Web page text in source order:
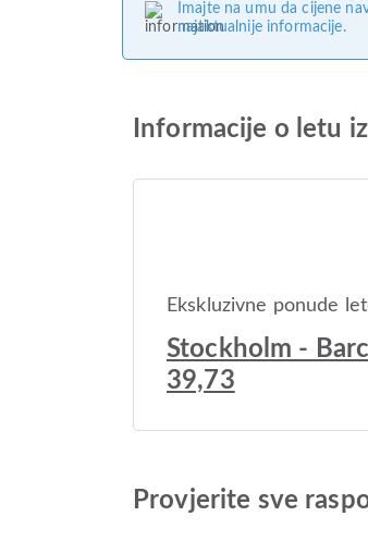
Imajte na umu da cijene
najaktualnije informacije.
Informacije o letu
Ekskluzivne ponude
Stockholm -
39,73
Provjerite sve